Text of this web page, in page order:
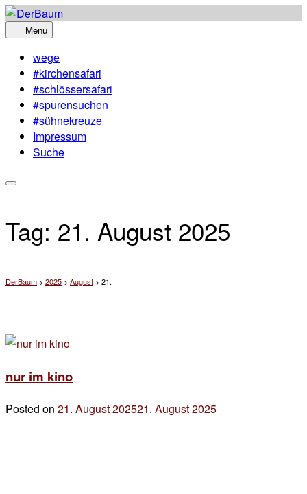
Skip
to
Menu
wege
#kirchensafari
#schlössersafari
#spurensuchen
#sühnekreuze
Impressum
Suche
Tag: 21. August 2025
DerBaum > 2025 > August > 21.
nur im kino
Posted on 21. August 202521. August 2025